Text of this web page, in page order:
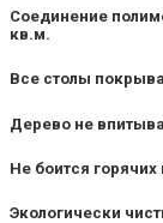
Соединение
кв.м.
Все столы
Дерево не
Не боится
Экологически